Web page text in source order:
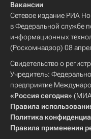
Вакансии
Сетевое издание РИА
в Федеральной службе
информационных
(Роскомнадзор) 08
Свидетельство о
Учредитель:
предприятие
«Россия сегодня» (МИА
Правила
Политика
Правила применения